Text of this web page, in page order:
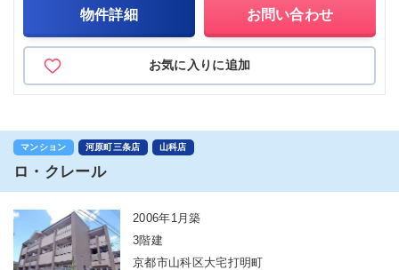
物件詳細 お問い合わせ
お気に入りに追加
マンション 河原町三条店 山科店
ロ・クレール
2006年1月築
3階建
京都市山科区大宅打明町